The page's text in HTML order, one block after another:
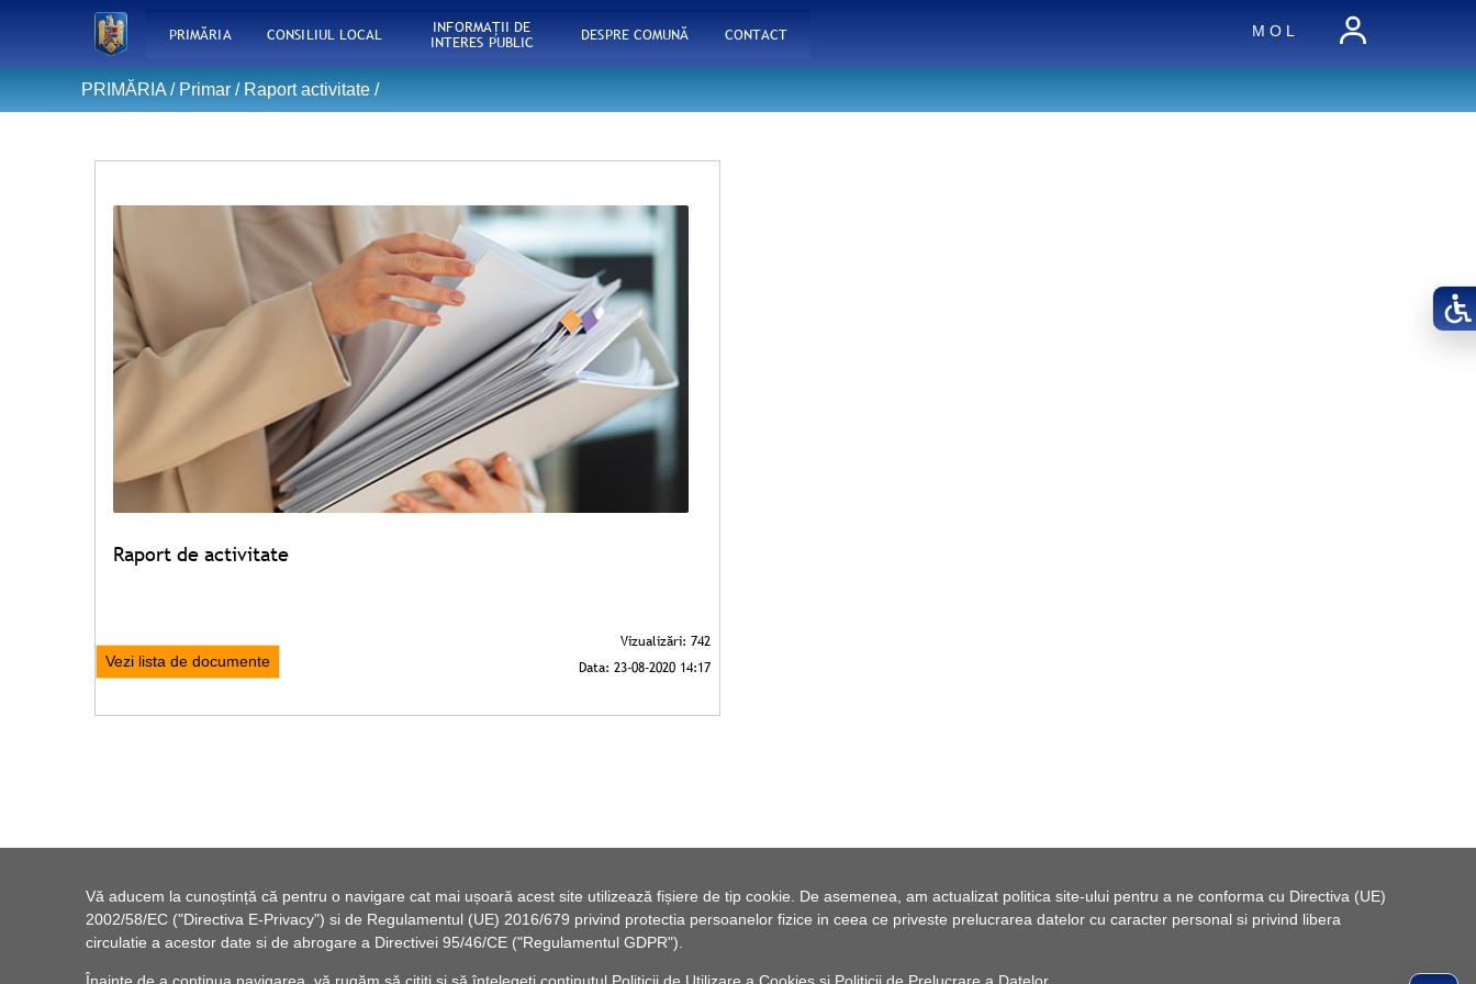
Vă aducem la cunoștință că pentru o navigare cat mai ușoară acest site utilizează fișiere de tip cookie. De asemenea, am actualizat politica site-ului pentru a ne conforma cu Directiva (UE)
2002/58/EC ("Directiva E-Privacy") si de Regulamentul (UE) 2016/679 privind protectia persoanelor fizice in ceea ce priveste prelucrarea datelor cu caracter personal si privind libera
circulatie a acestor date si de abrogare a Directivei 95/46/CE ("Regulamentul GDPR").
PRIMĂRIA CONSILIUL LOCAL INFORMAŢII DE
INTERES PUBLIC DESPRE COMUNĂ CONTACT M O L
PRIMĂRIA / Primar / Raport activitate /
Raport de activitate
Vezi lista de documente